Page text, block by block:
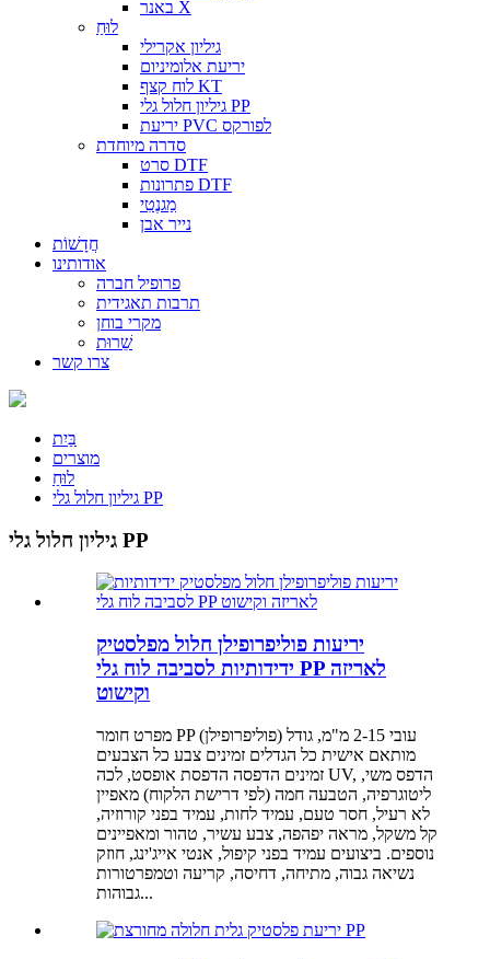
באנר X
לוּחַ
גיליון אקרילי
יריעת אלומיניום
לוח קצף KT
גיליון חלול גלי PP
יריעת PVC לפורקס
סדרה מיוחדת
סרט DTF
פתרונות DTF
מַגנֶטִי
נייר אבן
חֲדָשׁוֹת
אודותינו
פרופיל חברה
תרבות תאגידית
מקרי בוחן
שֵׁרוּת
צרו קשר
בַּיִת
מוצרים
לוּחַ
גיליון חלול גלי PP
גיליון חלול גלי PP
יריעות פוליפרופילן חלול מפלסטיק
ידידותיות לסביבה לוח גלי PP לאריזה
וקישוט
מפרט חומר PP (פוליפרופילן) עובי 2-15 מ"מ, גודל
מותאם אישית כל הגדלים זמינים צבע כל הצבעים
זמינים הדפסה הדפסת אופסט, לכה UV, הדפס משי,
ליטוגרפיה, הטבעה חמה (לפי דרישת הלקוח) מאפיין
לא רעיל, חסר טעם, עמיד לחות, עמיד בפני קורוזיה,
קל משקל, מראה יפהפה, צבע עשיר, טהור ומאפיינים
נוספים. ביצועים עמיד בפני קיפול, אנטי אייג'ינג, חוזק
נשיאה גבוה, מתיחה, דחיסה, קריעה וטמפרטורות
גבוהות...